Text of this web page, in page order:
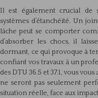
Il est également crucial de
systèmes d’étanchéité. Un
lâche peut se comporter
d’absorber les chocs, il
dormant, ce qui provoque à
confiant vos travaux à un
des DTU 36.5 et 37.1, vous
ne seront pas seulement
situation réelle, face aux